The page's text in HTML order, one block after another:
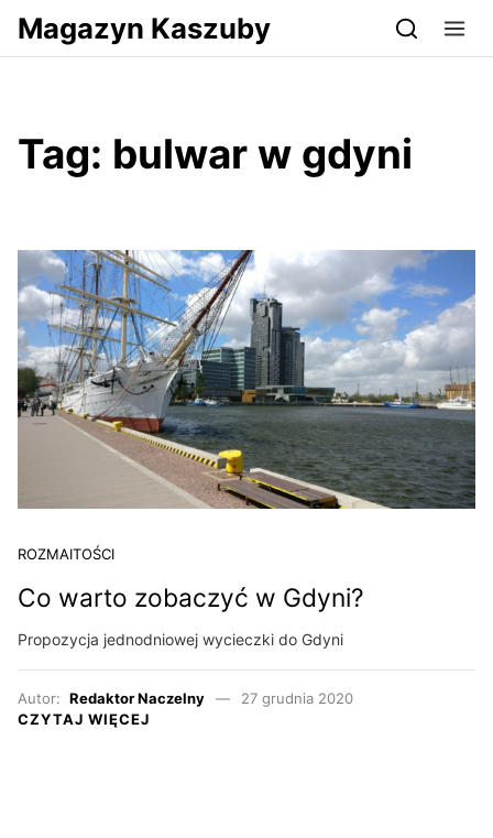
Przejdź do serwisu magazynkaszuby.pl
Magazyn Kaszuby
Tag: bulwar w gdyni
ROZMAITOŚCI
Co warto zobaczyć w Gdyni?
Propozycja jednodniowej wycieczki do Gdyni
Autor: Redaktor Naczelny
27 grudnia 2020
CZYTAJ WIĘCEJ